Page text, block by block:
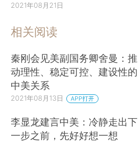
2021年08月21日
相关阅读
秦刚会见美副国务卿舍曼：推
动理性、稳定可控、建设性的
中美关系
2021年08月13日 APP打开
李显龙建言中美：冷静走出下
一步之前，先好好想一想